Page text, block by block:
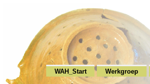
WAH_Start Werkgroep